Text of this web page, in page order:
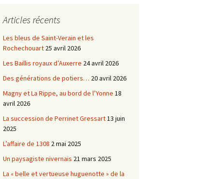
Châtellenie d’Etais
Châtellenies de Corvol et
Billy
Châtellenie de Chatel-
Articles récents
Les bleus de Saint-Verain et les
Rochechouart 25 avril 2026
Les Baillis royaux d’Auxerre 24 avril 2026
Des générations de potiers… 20 avril 2026
Magny et La Rippe, au bord de l’Yonne 18
avril 2026
La succession de Perrinet Gressart13 juin
2025
L’affaire de 1308 2 mai 2025
Un paysagiste nivernais 21 mars 2025
La « belle et vertueuse huguenotte » de la